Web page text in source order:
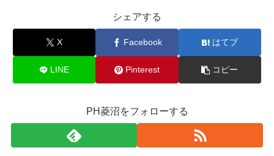
シェアする
X Facebook はてブ
LINE Pinterest コピー
PH菱沼をフォローする